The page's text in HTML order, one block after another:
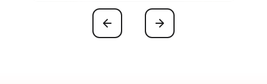
Föregående Nästa